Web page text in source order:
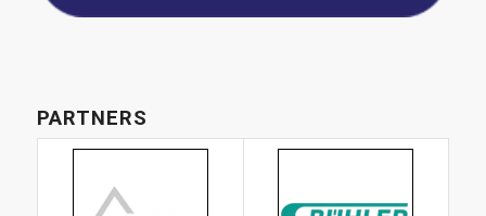
PARTNERS